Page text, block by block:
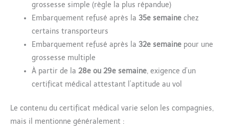
grossesse simple (règle la plus répandue)
Embarquement refusé après la 35e semaine chez
certains transporteurs
Embarquement refusé après la 32e semaine pour une
grossesse multiple
À partir de la 28e ou 29e semaine, exigence d’un
certificat médical attestant l’aptitude au vol
Le contenu du certificat médical varie selon les compagnies,
mais il mentionne généralement :